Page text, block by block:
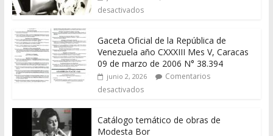
desactivados
Gaceta Oficial de la República de
Venezuela año CXXXIII Mes V, Caracas
09 de marzo de 2006 N° 38.394
junio 2, 2026
Comentarios
desactivados
Catálogo temático de obras de
Modesta Bor